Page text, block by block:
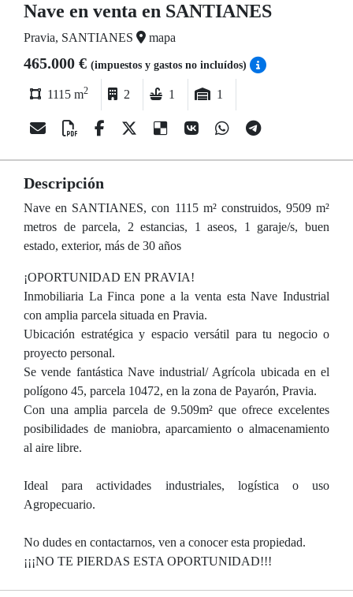
Nave en venta en SANTIANES
Pravia, SANTIANES mapa
465.000 € (impuestos y gastos no incluídos)
1115 m2 2 1 1
Descripción
Nave en SANTIANES, con 1115 m² construidos, 9509 m²
metros de parcela, 2 estancias, 1 aseos, 1 garaje/s, buen
estado, exterior, más de 30 años
¡OPORTUNIDAD EN PRAVIA!
Inmobiliaria La Finca pone a la venta esta Nave Industrial
con amplia parcela situada en Pravia.
Ubicación estratégica y espacio versátil para tu negocio o
proyecto personal.
Se vende fantástica Nave industrial/ Agrícola ubicada en el
polígono 45, parcela 10472, en la zona de Payarón, Pravia.
Con una amplia parcela de 9.509m² que ofrece excelentes
posibilidades de maniobra, aparcamiento o almacenamiento
al aire libre.
Ideal para actividades industriales, logística o uso
Agropecuario.
No dudes en contactarnos, ven a conocer esta propiedad.
¡¡¡NO TE PIERDAS ESTA OPORTUNIDAD!!!